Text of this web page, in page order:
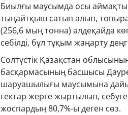
Биылғы маусымда осы
тыңайтқыш сатып алып,
(256,6 мың тонна) әлдеқайда
себілді, бұл тұқым жаңарту
Солтүстік Қазақстан
басқармасының басшысы
шаруашылығы маусымына
гектар жерге жыртылып,
жоспардың 80,7%-ы деген сөз.